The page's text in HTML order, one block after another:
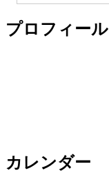
プロフィール
カレンダー